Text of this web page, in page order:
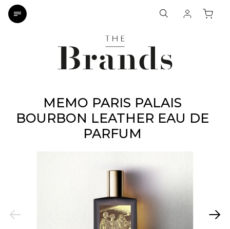
MEMO PARIS PALAIS
BOURBON LEATHER EAU DE
PARFUM
Previous Next